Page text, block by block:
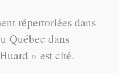
répertoriées dans
Québec dans
» est cité.